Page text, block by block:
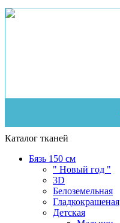
Каталог тканей
Бязь 150 см
" Новый год "
3D
Белоземельная
Гладкокрашеная
Детская